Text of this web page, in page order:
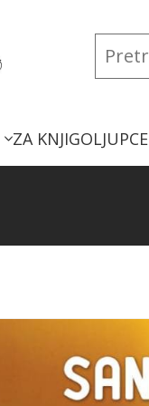
ZA KNJIGOLJUPCE